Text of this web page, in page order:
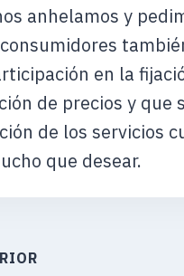
anhelamos y
en la
de precios y que
de los servicios
que desear.